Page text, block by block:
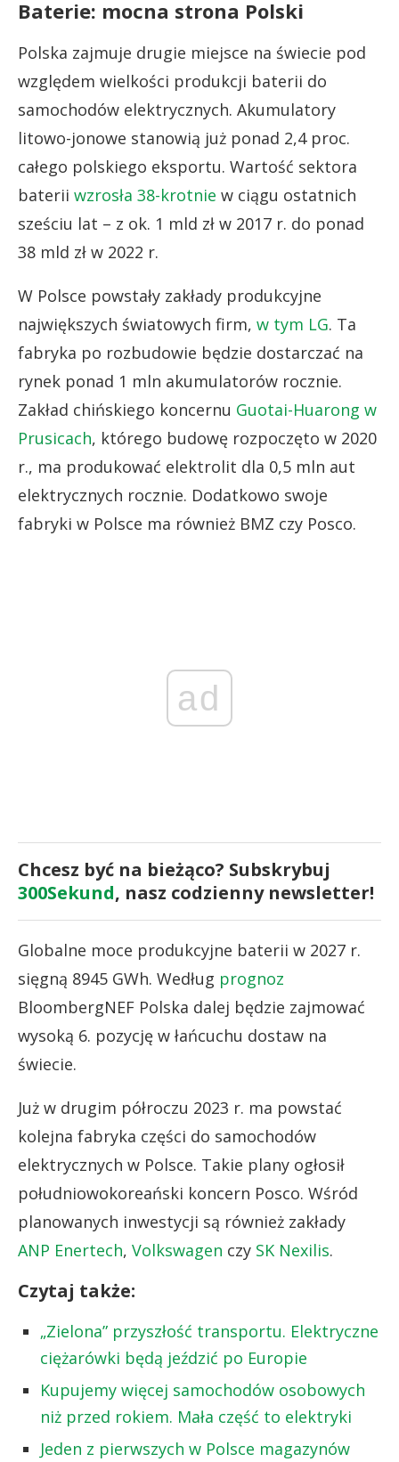
Baterie: mocna strona Polski
Polska zajmuje drugie miejsce na świecie pod
względem wielkości produkcji baterii do
samochodów elektrycznych. Akumulatory
litowo-jonowe stanowią już ponad 2,4 proc.
całego polskiego eksportu. Wartość sektora
baterii wzrosła 38-krotnie w ciągu ostatnich
sześciu lat – z ok. 1 mld zł w 2017 r. do ponad
38 mld zł w 2022 r.
W Polsce powstały zakłady produkcyjne
największych światowych firm, w tym LG. Ta
fabryka po rozbudowie będzie dostarczać na
rynek ponad 1 mln akumulatorów rocznie.
Zakład chińskiego koncernu Guotai-Huarong w
Prusicach, którego budowę rozpoczęto w 2020
r., ma produkować elektrolit dla 0,5 mln aut
elektrycznych rocznie. Dodatkowo swoje
fabryki w Polsce ma również BMZ czy Posco.
ad
Chcesz być na bieżąco? Subskrybuj
300Sekund, nasz codzienny newsletter!
Globalne moce produkcyjne baterii w 2027 r.
sięgną 8945 GWh. Według prognoz
BloombergNEF Polska dalej będzie zajmować
wysoką 6. pozycję w łańcuchu dostaw na
świecie.
Już w drugim półroczu 2023 r. ma powstać
kolejna fabryka części do samochodów
elektrycznych w Polsce. Takie plany ogłosił
południowokoreański koncern Posco. Wśród
planowanych inwestycji są również zakłady
ANP Enertech, Volkswagen czy SK Nexilis.
Czytaj także:
„Zielona” przyszłość transportu. Elektryczne
ciężarówki będą jeździć po Europie
Kupujemy więcej samochodów osobowych
niż przed rokiem. Mała część to elektryki
Jeden z pierwszych w Polsce magazynów